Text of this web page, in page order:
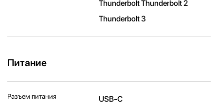
Thunderbolt Thunderbolt 2
Thunderbolt 3
Питание
Разъем питания USB-C